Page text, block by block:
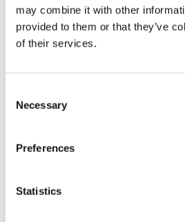
may combine it with other
provided to them or that they’ve
of their services.
Selection
Necessary
Preferences
Statistics
New Board Program
25 november 2026